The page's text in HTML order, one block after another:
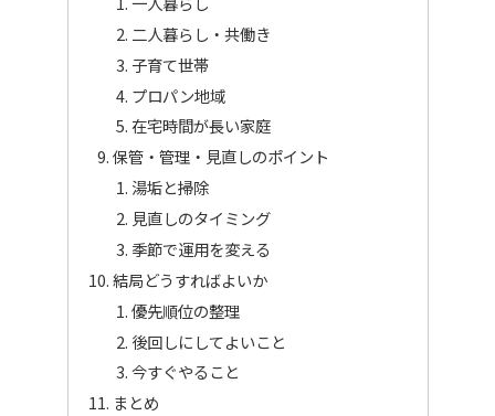
二人暮らし・共働き
子育て世帯
プロパン地域
在宅時間が長い家庭
保管・管理・見直しのポイント
湯垢と掃除
見直しのタイミング
季節で運用を変える
結局どうすればよいか
優先順位の整理
後回しにしてよいこと
今すぐやること
まとめ